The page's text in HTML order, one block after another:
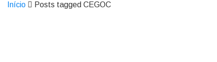
Início Posts tagged CEGOC